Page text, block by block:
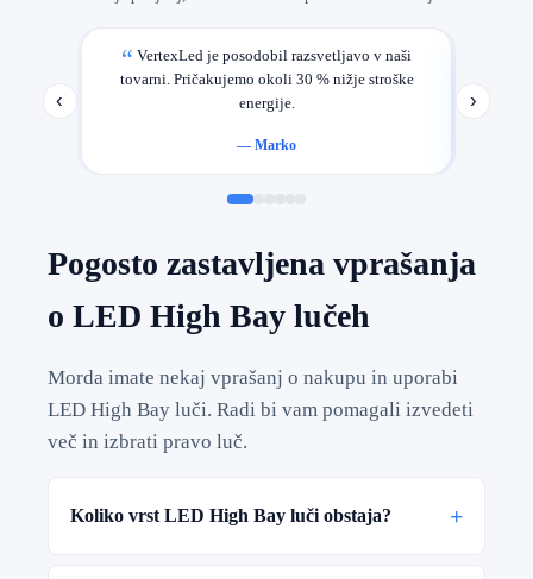
‹
VertexLed je posodobil razsvetljavo v naši
tovarni. Pričakujemo okoli 30 % nižje stroške
energije.
— Marko
›
Pogosto zastavljena vprašanja
o LED High Bay lučeh
Morda imate nekaj vprašanj o nakupu in uporabi
LED High Bay luči. Radi bi vam pomagali izvedeti
več in izbrati pravo luč.
Koliko vrst LED High Bay luči obstaja? +